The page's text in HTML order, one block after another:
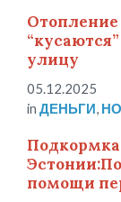
Отопление
улицу
05.12.2025
in ДЕНЬГИ
помощи